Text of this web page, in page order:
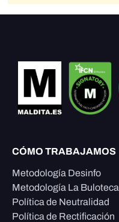
CÓMO TRABAJAMOS
Metodología Desinfo
Metodología La Buloteca
Política de Neutralidad
Política de Rectificación